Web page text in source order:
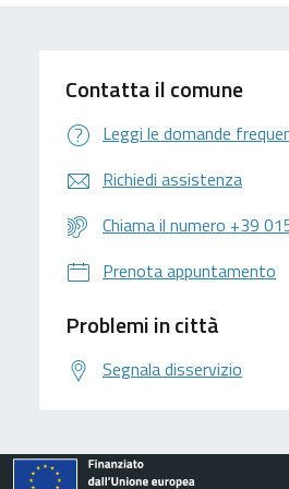
Contatta il comune
Leggi le domande
Richiedi assistenza
Chiama il numero +39
Prenota appuntamento
Problemi in città
Segnala disservizio